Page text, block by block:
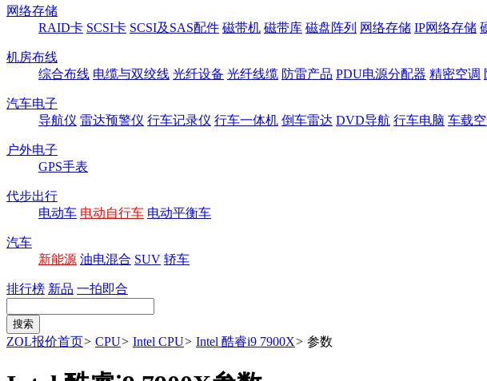
网络存储
RAID卡 SCSI卡 SCSI及SAS配件 磁带机 磁带库 磁盘阵列 网络存储 IP网络存储
机房布线
综合布线 电缆与双绞线 光纤设备 光纤线缆 防雷产品 PDU电源分配器 精密空调
汽车电子
导航仪 雷达预警仪 行车记录仪 行车一体机 倒车雷达 DVD导航 行车电脑 车载
户外电子
GPS手表
代步出行
电动车 电动自行车 电动平衡车
汽车
新能源 油电混合 SUV 轿车
排行榜 新品 一拍即合
ZOL报价首页> CPU> Intel CPU> Intel 酷睿i9 7900X> 参数